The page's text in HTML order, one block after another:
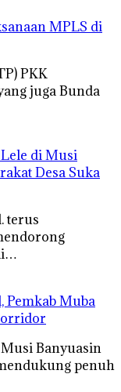
MPLS di
PKK
juga Bunda
di Musi
Desa Suka
terus
Pemkab Muba
Banyuasin
penuh